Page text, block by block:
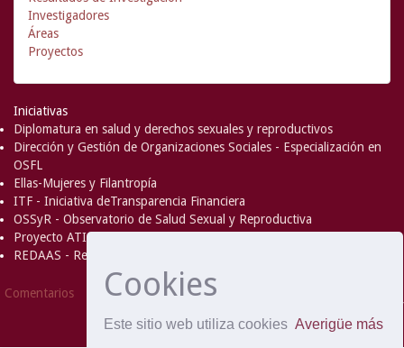
Cookies
Este sitio web utiliza cookies Averigüe más
Investigadores
Áreas
Proyectos
Iniciativas
Diplomatura en salud y derechos sexuales y reproductivos
Dirección y Gestión de Organizaciones Sociales - Especialización en
OSFL
Ellas-Mujeres y Filantropía
ITF - Iniciativa deTransparencia Financiera
OSSyR - Observatorio de Salud Sexual y Reproductiva
Proyecto ATICA
REDAAS - Red de Acceso al Aborto Seguro
Comentarios DSpace Software
- Extensión mantenida y
optimizado por